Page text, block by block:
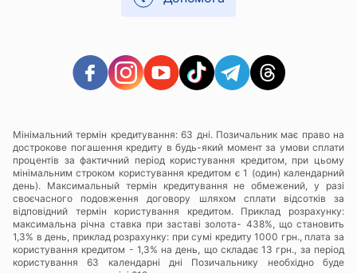
Мінімальний термін кредитування: 63 дні. Позичальник має право на
дострокове погашення кредиту в будь-який момент за умови сплати
процентів за фактичний період користування кредитом, при цьому
мінімальним строком користування кредитом є 1 (один) календарний
день). Максимальный термін кредитування не обмежений, у разі
своєчасного подовження договору шляхом сплати відсотків за
відповідний термін користування кредитом. Приклад розрахунку:
максимальна річна ставка при заставі золота- 438%, що становить
1,3% в день, приклад розрахунку: при сумі кредиту 1000 грн., плата за
користування кредитом - 1,3% на день, що складає 13 грн., за період
користування 63 календарні дні Позичальнику необхідно буде